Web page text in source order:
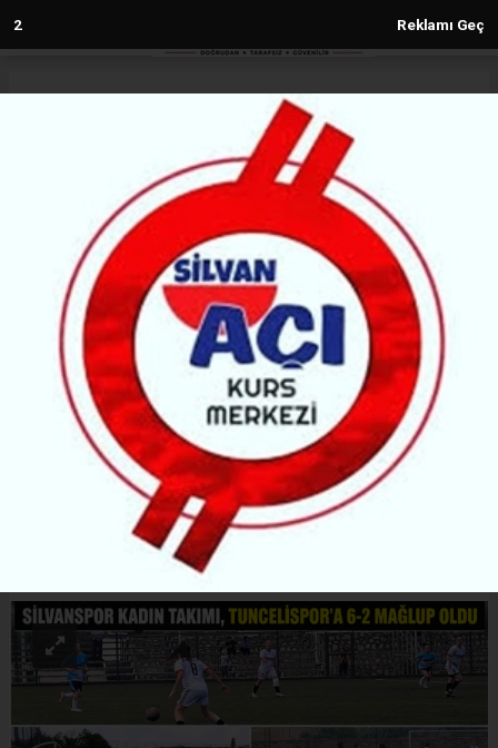
Silvanspor Kadınları Evinde Farklı
Kaybetti
SILVAN
(MH) - MALABADİ HABER | 23.06.2026 - 17:50, Güncelleme: 23.06.2026 - 22:17
63012+ kez okundu.
Silvanspor Kadın Futbol Takımı, Cansu'nun
golleriyle 2-0 öne geçtiği maçta Tuncelispor'a 6-2
mağlup olurken, Teknik Direktör Aslan Bakır kırmızı
kart gördü. Ev sahibi ekip, son 15 dakikayı ise 10 kişi
tamamladı.